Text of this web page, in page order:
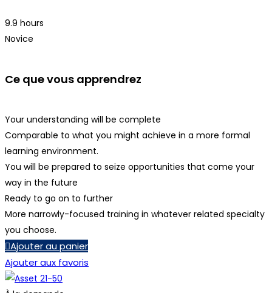
9.9 hours
Novice
Ce que vous apprendrez
Your understanding will be complete
Comparable to what you might achieve in a more formal
learning environment.
You will be prepared to seize opportunities that come your
way in the future
Ready to go on to further
More narrowly-focused training in whatever related specialty
you choose.
Ajouter au panier
Ajouter aux favoris